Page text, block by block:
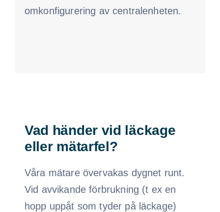
omkonfigurering av centralenheten.
Vad händer vid läckage
eller mätarfel?
Våra mätare övervakas dygnet runt.
Vid avvikande förbrukning (t ex en
hopp uppåt som tyder på läckage)